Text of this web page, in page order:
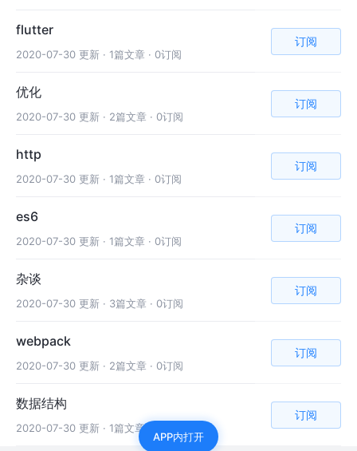
flutter
2020-07-30 更新 · 1篇文章 · 0订阅
订阅
优化
2020-07-30 更新 · 2篇文章 · 0订阅
订阅
http
2020-07-30 更新 · 1篇文章 · 0订阅
订阅
es6
2020-07-30 更新 · 1篇文章 · 0订阅
订阅
杂谈
2020-07-30 更新 · 3篇文章 · 0订阅
订阅
webpack
2020-07-30 更新 · 2篇文章 · 0订阅
订阅
数据结构
2020-07-30 更新 · 1篇文章 · 0订阅
订阅
APP内打开